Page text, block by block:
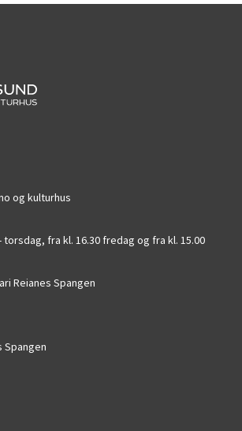
og kulturhus
torsdag, fra kl. 16.30 fredag og fra kl. 15.00
Reianes Spangen
Spangen